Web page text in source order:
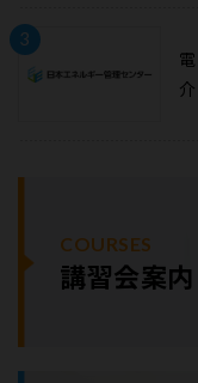
3
COURSES
講習会案内